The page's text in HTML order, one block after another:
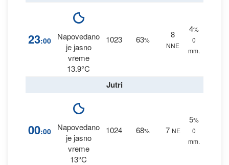
23:00
Napovedano
je jasno
vreme
13.9°C
1023 63%
8
NNE
4%
0
mm.
Jutri
00:00
Napovedano
je jasno
vreme
13°C
1024 68% 7 NE
5%
0
mm.